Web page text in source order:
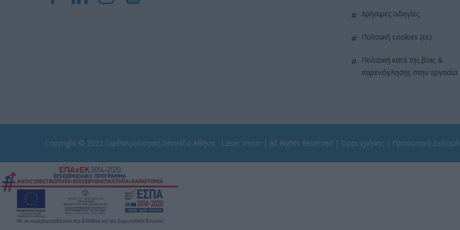
χρήσιμες οδηγίες
πολιτική cookies (εε)
πολιτική κατά της βίας &
παρενόχλησης στην εργασία
Copyright © 2022 Οφθαλμολογική Μονάδα Αθήνα - Laser Vision | All Rights Reserved | Όροι χρήσης | Προσωπικά